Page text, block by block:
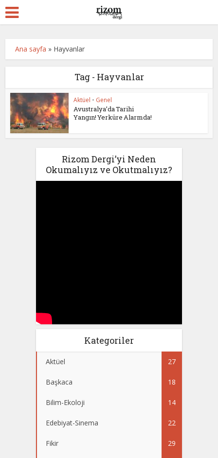
Ana sayfa » Hayvanlar
Tag - Hayvanlar
Aktüel • Genel
Avustralya’da Tarihi
Yangın! Yerküre Alarmda!
Rizom Dergi’yi Neden
Okumalıyız ve Okutmalıyız?
Kategoriler
Aktüel 27
Başkaca 18
Bilim-Ekoloji 14
Edebiyat-Sinema 22
Fikir 29